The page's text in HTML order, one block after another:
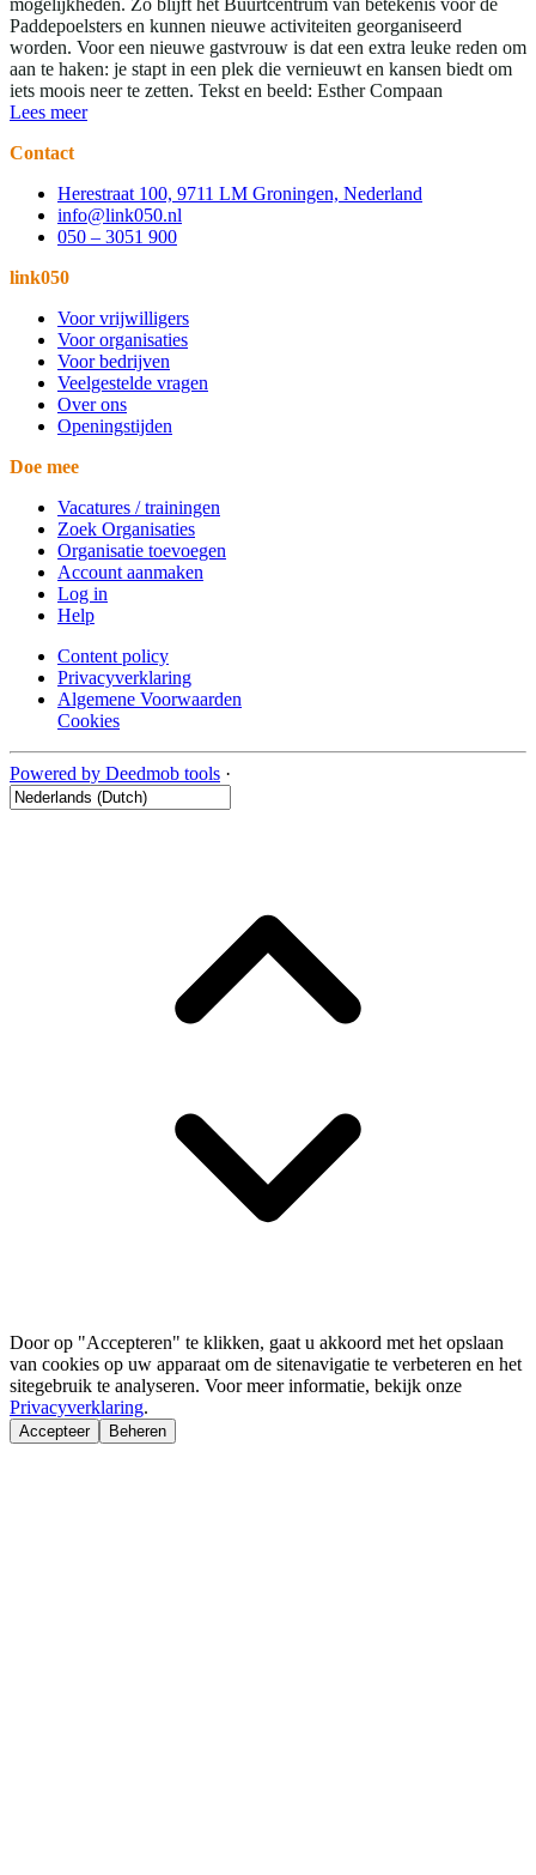
mogelijkheden. Zo blijft het Buurtcentrum van betekenis voor de
Paddepoelsters en kunnen nieuwe activiteiten georganiseerd
worden. Voor een nieuwe gastvrouw is dat een extra leuke reden om
aan te haken: je stapt in een plek die vernieuwt en kansen biedt om
iets moois neer te zetten. Tekst en beeld: Esther Compaan
Lees meer
Contact
Herestraat 100, 9711 LM Groningen, Nederland
info@link050.nl
050 – 3051 900
link050
Voor vrijwilligers
Voor organisaties
Voor bedrijven
Veelgestelde vragen
Over ons
Openingstijden
Doe mee
Vacatures / trainingen
Zoek Organisaties
Organisatie toevoegen
Account aanmaken
Log in
Help
Content policy
Privacyverklaring
Algemene Voorwaarden
Cookies
Powered by Deedmob tools ·
Door op "Accepteren" te klikken, gaat u akkoord met het opslaan
van cookies op uw apparaat om de sitenavigatie te verbeteren en het
sitegebruik te analyseren. Voor meer informatie, bekijk onze
Privacyverklaring.
Accepteer Beheren